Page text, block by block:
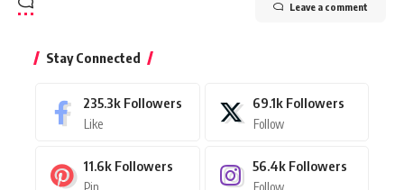
Leave a comment
Stay Connected
235.3k Followers
Like
69.1k Followers
Follow
11.6k Followers 56.4k Followers